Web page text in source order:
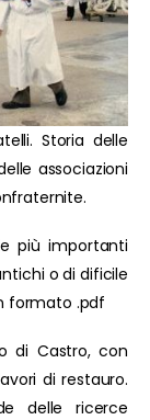
Storia delle
associazioni
più importanti
o di dificile
formato .pdf
di Castro, con
di restauro.
delle ricerce